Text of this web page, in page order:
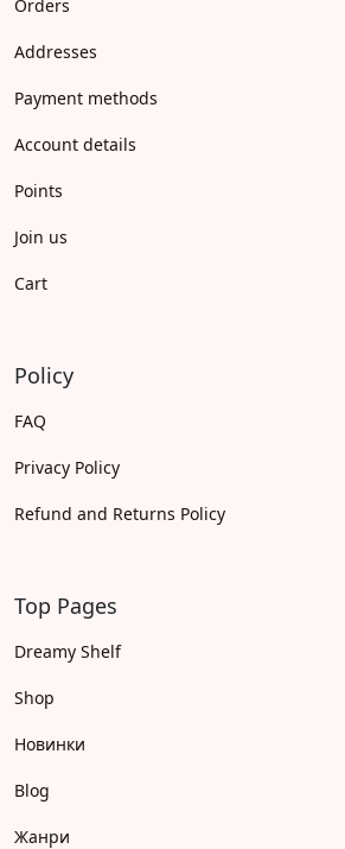
Orders
Addresses
Payment methods
Account details
Points
Join us
Cart
Policy
FAQ
Privacy Policy
Refund and Returns Policy
Top Pages
Dreamy Shelf
Shop
Новинки
Blog
Жанри